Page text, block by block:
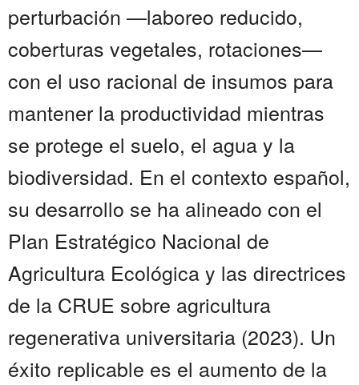
perturbación —laboreo reducido,
coberturas vegetales, rotaciones—
con el uso racional de insumos para
mantener la productividad mientras
se protege el suelo, el agua y la
biodiversidad. En el contexto español,
su desarrollo se ha alineado con el
Plan Estratégico Nacional de
Agricultura Ecológica y las directrices
de la CRUE sobre agricultura
regenerativa universitaria (2023). Un
éxito replicable es el aumento de la